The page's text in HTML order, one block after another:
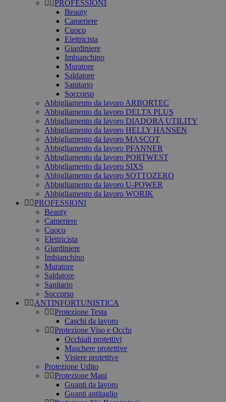
PROFESSIONI
Beauty
Cameriere
Cuoco
Elettricista
Giardiniere
Imbianchino
Muratore
Saldatore
Sanitario
Soccorso
Abbigliamento da lavoro ARBORTEC
Abbigliamento da lavoro DELTA PLUS
Abbigliamento da lavoro DIADORA UTILITY
Abbigliamento da lavoro HELLY HANSEN
Abbigliamento da lavoro MASCOT
Abbigliamento da lavoro PFANNER
Abbigliamento da lavoro PORTWEST
Abbigliamento da lavoro SIXS
Abbigliamento da lavoro SOTTOZERO
Abbigliamento da lavoro U-POWER
Abbigliamento da lavoro WORIK
PROFESSIONI
Beauty
Cameriere
Cuoco
Elettricista
Giardiniere
Imbianchino
Muratore
Saldatore
Sanitario
Soccorso
ANTINFORTUNISTICA
Protezione Testa
Caschi da lavoro
Protezione Viso e Occhi
Occhiali protettivi
Maschere protettive
Visiere protettive
Protezione Udito
Protezione Mani
Guanti da lavoro
Guanti antitaglio